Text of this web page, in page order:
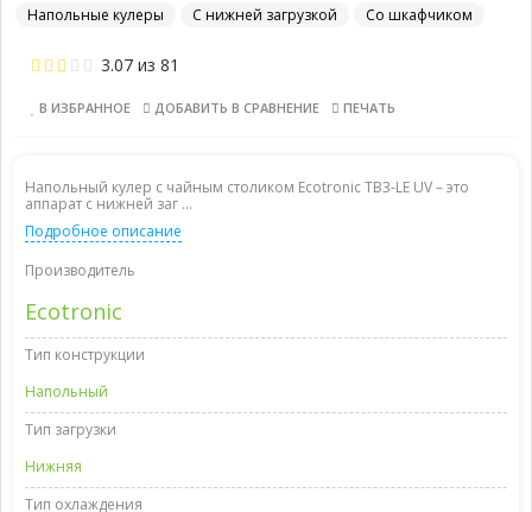
Напольные кулеры С нижней загрузкой Со шкафчиком
3.07 из 81
В ИЗБРАННОЕ ДОБАВИТЬ В СРАВНЕНИЕ ПЕЧАТЬ
Напольный кулер с чайным столиком Ecotronic TB3-LE UV – это
аппарат с нижней заг ...
Подробное описание
Производитель
Ecotronic
Тип конструкции
Напольный
Тип загрузки
Нижняя
Тип охлаждения